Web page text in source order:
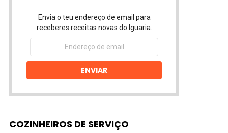
Envia o teu endereço de email para
receberes receitas novas do Iguaria.
Endereço
email
ENVIAR
COZINHEIROS DE SERVIÇO